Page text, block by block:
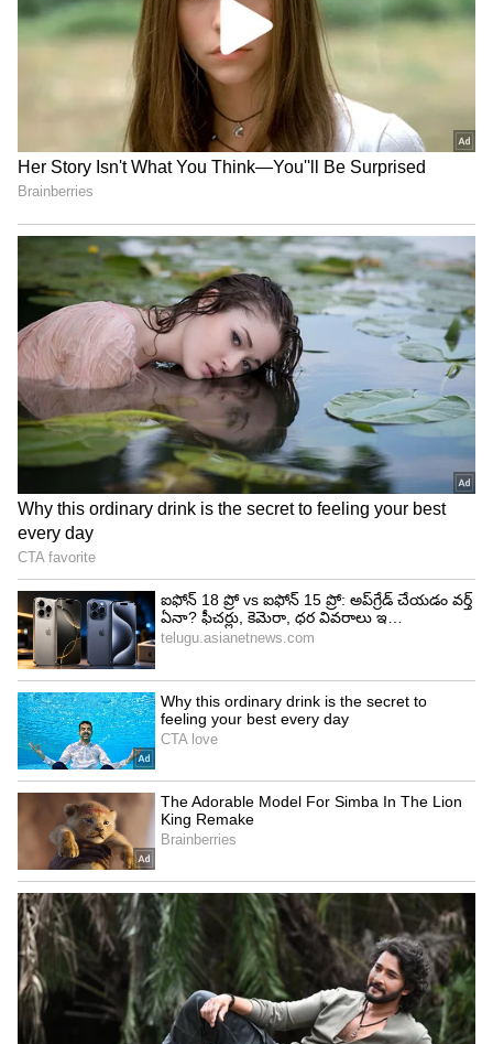
Related Articles
Telugu Saying: ఊరుకున్నంత ఉత్తమం లేదు.. బోడి
గుండు అంత సుఖం లేదు! ఈ మాట ఎందుకు చెప్పారో
తెలుసా?
Psychology: ఈ 5 సైకాలజీ ట్రిక్స్ తో ఎవ్వరి
మనసులో ఏముందో ఈజీగా అర్థం చేసుకోవచ్చు!
3
4
Image Credit :Asianet News
నేటి కాలంలో ఈ సామెత ప్రాధాన్యం
సాధారణంగా మనిషికి ఇతరుల జీవితాలపై ఆసక్తి ఉంటుంది.
తన ఇంట్లో అన్నీ ప్రశాంతంగా ఉన్నప్పుడు, పక్కింట్లో జరిగే
చిన్న సంఘటన కూడా పెద్ద విషయంలా కనిపిస్తుంది.
అందుకే ఇతరుల సమస్యలు, వివాదాలు, గొడవలు
చాలామందికి ఆసక్తికరంగా అనిపిస్తాయి. అయితే ఈ
సామెతను కేవలం పాతకాలానికే పరిమితం చేయలేం. నేటి
సోషల్ మీడియా యుగంలో దీని ప్రాధాన్యం మరింత
పెరిగింది. ఒకప్పుడు జనాలు పక్కింటి పోరు మాత్రమే
చూడగలిగేవారు. కానీ ఇప్పుడు ప్రపంచం మీద జరిగే అన్నీ
గొడవలను ఫోన్ లో చూస్తున్నారు, వాటిపై చర్చలు
పెడుతున్నారు. కొన్నిసార్లు అసలు సమస్య కంటే దానిపై